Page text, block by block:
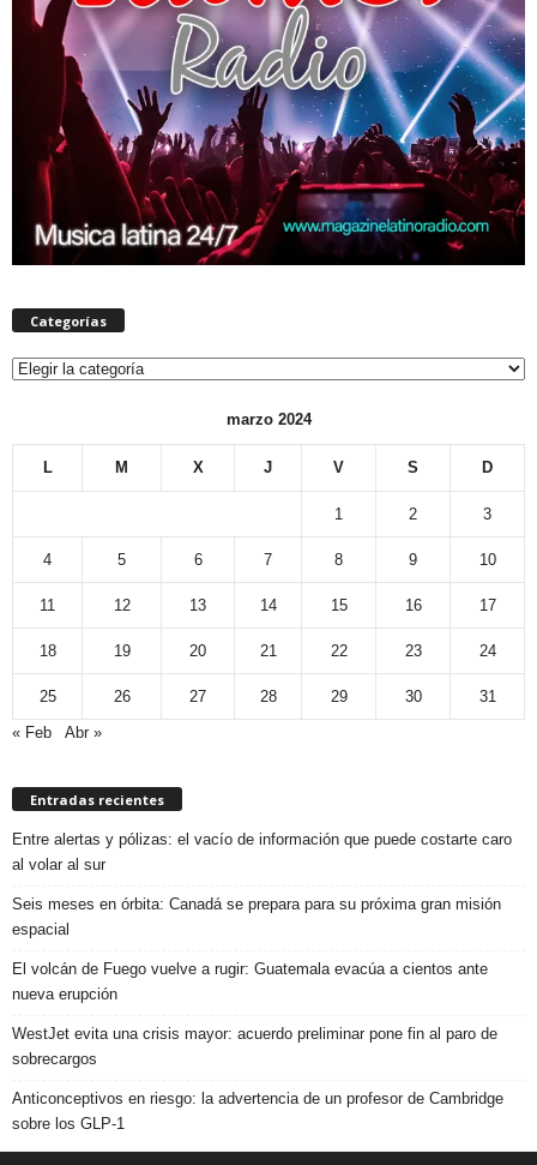
Categorías
Categorías
marzo 2024
L M X J V S D
1 2 3
4 5 6 7 8 9 10
11 12 13 14 15 16 17
18 19 20 21 22 23 24
25 26 27 28 29 30
31
« Feb
Abr »
Entradas recientes
Entre alertas y pólizas: el vacío de información que puede costarte caro
al volar al sur
Seis meses en órbita: Canadá se prepara para su próxima gran misión
espacial
El volcán de Fuego vuelve a rugir: Guatemala evacúa a cientos ante
nueva erupción
WestJet evita una crisis mayor: acuerdo preliminar pone fin al paro de
sobrecargos
Anticonceptivos en riesgo: la advertencia de un profesor de Cambridge
sobre los GLP-1